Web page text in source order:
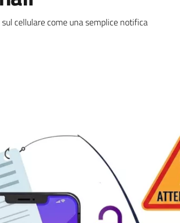
via SMS/
cellulare come una semplice notifica